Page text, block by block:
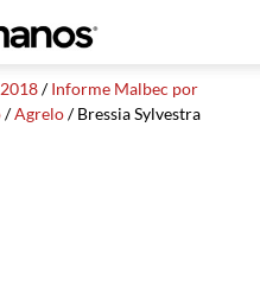
/Informe Malbec por
/Agrelo/ Bressia Sylvestra